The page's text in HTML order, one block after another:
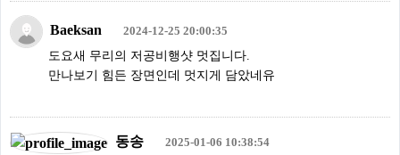
Baeksan
2024-12-25 20:00:35
도요새 무리의 저공비행샷 멋집니다.
만나보기 힘든 장면인데 멋지게 담았네유
동송 2025-01-06 10:38:54